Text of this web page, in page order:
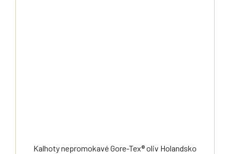
Kalhoty nepromokavé Gore-Tex® oliv Holandsko